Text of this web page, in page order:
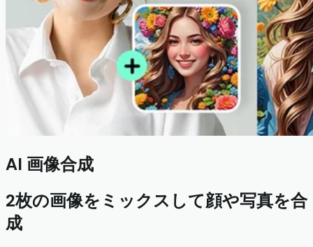
AI 画像合成
2枚の画像をミックスして顔や写真を合
成